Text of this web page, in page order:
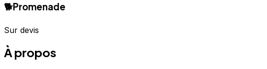
🐕Promenade
Sur devis
À propos